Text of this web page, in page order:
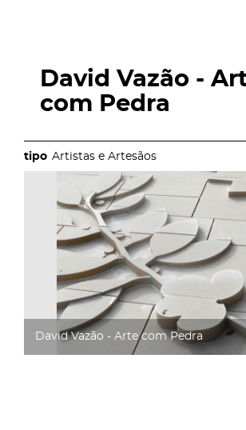
David Vazão -
com Pedra
Artistas e Artesãos
David Vazão - Arte com Pedra